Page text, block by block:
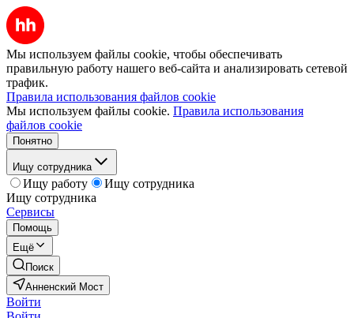
Мы используем файлы cookie, чтобы обеспечивать
правильную работу нашего веб-сайта и анализировать сетевой
трафик.
Правила использования файлов cookie
Мы используем файлы cookie. Правила использования
файлов cookie
Понятно
Ищу сотрудника
Ищу работу
Ищу сотрудника
Ищу сотрудника
Сервисы
Помощь
Ещё
Поиск
Анненский Мост
Войти